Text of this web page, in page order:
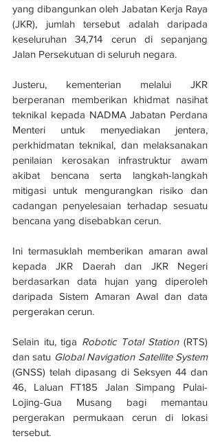
yang dibangunkan oleh Jabatan Kerja Raya
(JKR), jumlah tersebut adalah daripada
keseluruhan 34,714 cerun di sepanjang
Jalan Persekutuan di seluruh negara.
Justeru, kementerian melalui JKR
berperanan memberikan khidmat nasihat
teknikal kepada NADMA Jabatan Perdana
Menteri untuk menyediakan jentera,
perkhidmatan teknikal, dan melaksanakan
penilaian kerosakan infrastruktur awam
akibat bencana serta langkah-langkah
mitigasi untuk mengurangkan risiko dan
cadangan penyelesaian terhadap sesuatu
bencana yang disebabkan cerun.
Ini termasuklah memberikan amaran awal
kepada JKR Daerah dan JKR Negeri
berdasarkan data hujan yang diperoleh
daripada Sistem Amaran Awal dan data
pergerakan cerun.
Selain itu, tiga Robotic Total Station (RTS)
dan satu
Global Navigation Satellite System
(GNSS) telah dipasang di Seksyen 44 dan
46, Laluan FT185 Jalan Simpang Pulai-
Lojing-Gua Musang bagi memantau
pergerakan permukaan cerun di lokasi
tersebut.